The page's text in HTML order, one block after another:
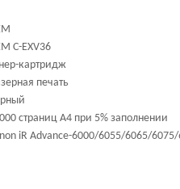
C-EXV36
картридж
печать
страниц A4 при 5% заполнении
iR Advance-6000/6055/6065/